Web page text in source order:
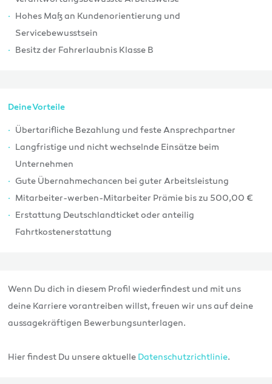
Hohes Maß an Kundenorientierung und
Servicebewusstsein
Besitz der Fahrerlaubnis Klasse B
Deine Vorteile
Übertarifliche Bezahlung und feste Ansprechpartner
Langfristige und nicht wechselnde Einsätze beim
Unternehmen
Gute Übernahmechancen bei guter Arbeitsleistung
Mitarbeiter-werben-Mitarbeiter Prämie bis zu 500,00 €
Erstattung Deutschlandticket oder anteilig
Fahrtkostenerstattung
Wenn Du dich in diesem Profil wiederfindest und mit uns
deine Karriere vorantreiben willst, freuen wir uns auf deine
aussagekräftigen Bewerbungsunterlagen.
Hier findest Du unsere aktuelle Datenschutzrichtlinie.